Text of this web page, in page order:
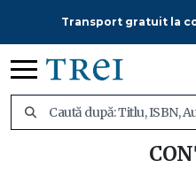
Transport gratuit la